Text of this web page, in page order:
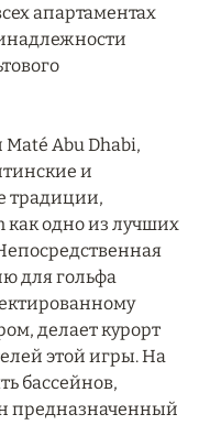
апартаментах
Abu Dhabi,
и
традиции,
одно из лучших
для гольфа
делает курорт
этой игры. На
бассейнов,
предназначенный